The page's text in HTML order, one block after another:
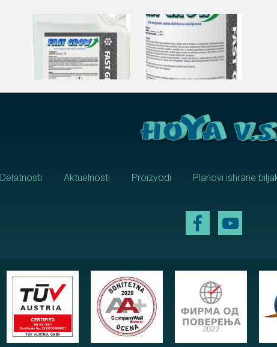
Delatnosti Aktuelnosti Proizvodi Planovi ishrane